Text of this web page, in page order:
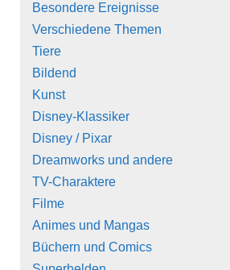
Besondere Ereignisse
Verschiedene Themen
Tiere
Bildend
Kunst
Disney-Klassiker
Disney / Pixar
Dreamworks und andere
TV-Charaktere
Filme
Animes und Mangas
Büchern und Comics